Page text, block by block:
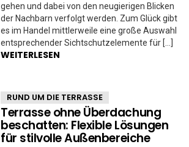
gehen und dabei von den neugierigen Blicken
der Nachbarn verfolgt werden. Zum Glück gibt
es im Handel mittlerweile eine große Auswahl
entsprechender Sichtschutzelemente für […]
WEITERLESEN
RUND UM DIE TERRASSE
Terrasse ohne Überdachung
beschatten: Flexible Lösungen
für stilvolle Außenbereiche